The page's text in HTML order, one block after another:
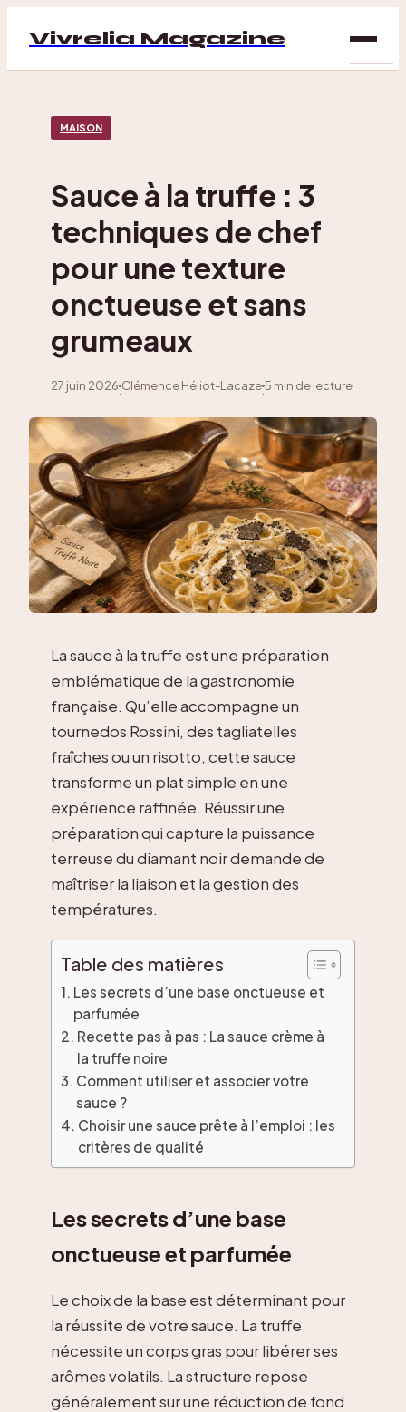
Vivrelia Magazine
MAISON
Sauce à la truffe : 3
techniques de chef
pour une texture
onctueuse et sans
grumeaux
27 juin 2026
·
Clémence Héliot-Lacaze
·
5 min de lecture
La sauce à la truffe est une préparation
emblématique de la gastronomie
française. Qu’elle accompagne un
tournedos Rossini, des tagliatelles
fraîches ou un risotto, cette sauce
transforme un plat simple en une
expérience raffinée. Réussir une
préparation qui capture la puissance
terreuse du diamant noir demande de
maîtriser la liaison et la gestion des
températures.
Table des matières
Les secrets d’une base onctueuse et
parfumée
Recette pas à pas : La sauce crème à
la truffe noire
Comment utiliser et associer votre
sauce ?
Choisir une sauce prête à l’emploi : les
critères de qualité
Les secrets d’une base
onctueuse et parfumée
Le choix de la base est déterminant pour
la réussite de votre sauce. La truffe
nécessite un corps gras pour libérer ses
arômes volatils. La structure repose
généralement sur une réduction de fond